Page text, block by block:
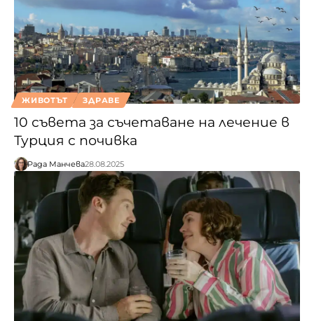
ЖИВОТЪТ ЗДРАВЕ
10 съвета за съчетаване на лечение в
Турция с почивка
Рада Манчева28.08.2025